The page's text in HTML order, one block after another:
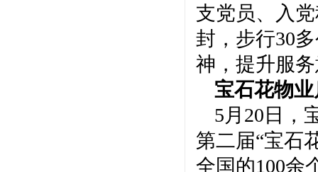
支党员、入
封，步行30
神，提升服
宝石花物
5月20日，
第二届“宝石
全国的100余